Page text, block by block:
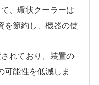
、環状クーラーは
を節約し、機器の使
れており、装置の
可能性を低減しま